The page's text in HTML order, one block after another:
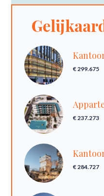
€ 299.675
€ 237.273
€ 284.727